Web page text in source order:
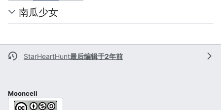
南瓜少女
StarHeartHunt最后编辑于2年前
Mooncell